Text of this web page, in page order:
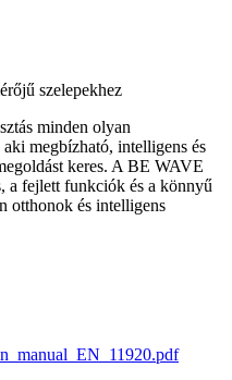
szelepekhez
minden olyan
megbízható, intelligens és
keres. A BE WAVE
a fejlett funkciók és a könnyű
otthonok és intelligens